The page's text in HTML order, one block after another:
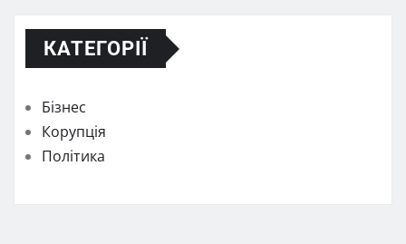
КАТЕГОРІЇ
Бізнес
Корупція
Політика